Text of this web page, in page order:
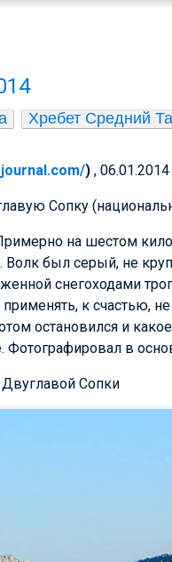
Хребет Средний
) ,
Сопку
на шестом
был серый, не
снегоходами
к счастью,
остановился и
Фотографировал в
Сопки